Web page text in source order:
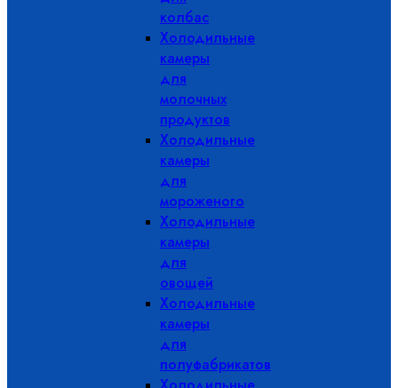
колбас
Холодильные
камеры
для
молочных
продуктов
Холодильные
камеры
для
мороженого
Холодильные
камеры
для
овощей
Холодильные
камеры
для
полуфабрикатов